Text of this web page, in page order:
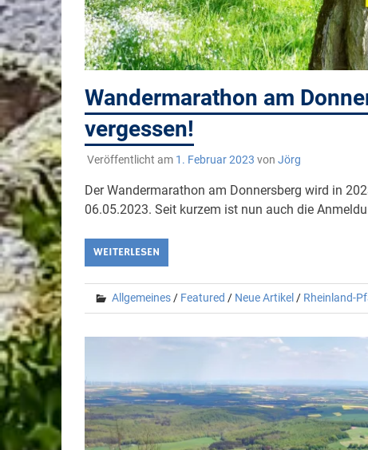
Wandermarathon am
vergessen!
Veröffentlicht am 1. Februar 2023 von Jörg
Der Wandermarathon am Donnersberg wird in
06.05.2023. Seit kurzem ist nun auch die
WEITERLESEN
Allgemeines/ Featured / Neue Artikel / Rheinland-